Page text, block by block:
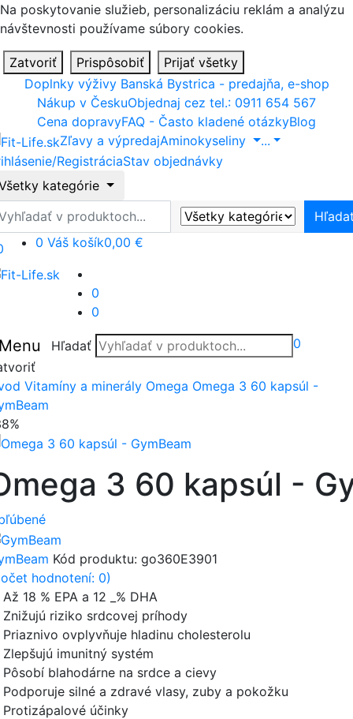
Na poskytovanie služieb, personalizáciu reklám a analýzu
návštevnosti používame súbory cookies.
Zatvoriť Prispôsobiť
Prijať všetky
Doplnky výživy Banská Bystrica - predajňa, e-shop
Nákup v ČeskuObjednaj cez tel.: 0911 654 567
Cena dopravyFAQ - Často kladené otázkyBlog
Zľavy a výpredajAminokyseliny
...
RegistráciaStav objednávky
kategórie
0 Váš košík0,00 €
0
0
Hľadať 0
Vitamíny a minerály Omega Omega 3 60 kapsúl -
3 60 kapsúl -
Kód produktu: go360E3901
hodnotení: 0)
Až 18 % EPA a 12 _% DHA
Znižujú riziko srdcovej príhody
Priaznivo ovplyvňuje hladinu cholesterolu
Zlepšujú imunitný systém
Pôsobí blahodárne na srdce a cievy
Podporuje silné a zdravé vlasy, zuby a pokožku
Protizápalové účinky